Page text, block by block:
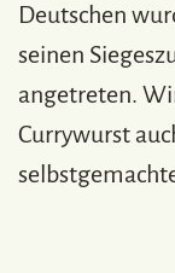
Deutschen
seinen
angetreten.
Currywurst